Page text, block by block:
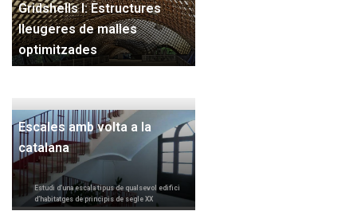
Gridshells I: Estructures
lleugeres de malles
optimitzades
Escales amb volta a la
catalana
Estudi d’una escala tipus de qualsevol edifici
d’habitatges de principis de segle XX